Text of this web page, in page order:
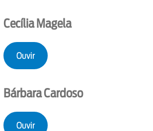
Cecília Magela
Ouvir
Bárbara Cardoso
Ouvir